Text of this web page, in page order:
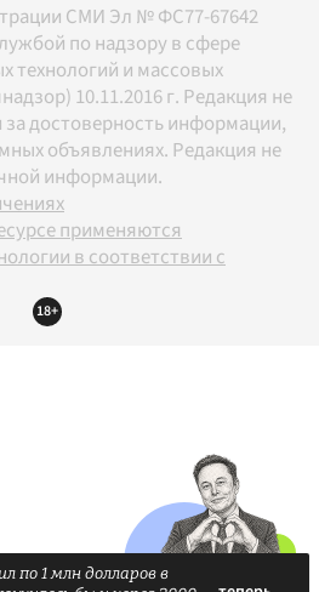
СМИ Эл № ФС77-67642
по надзору в сфере
технологий и массовых
10.11.2016 г. Редакция не
за достоверность информации,
объявлениях. Редакция не
информации.
применяются
в соответствии с
18+
по 1 млн долларов в